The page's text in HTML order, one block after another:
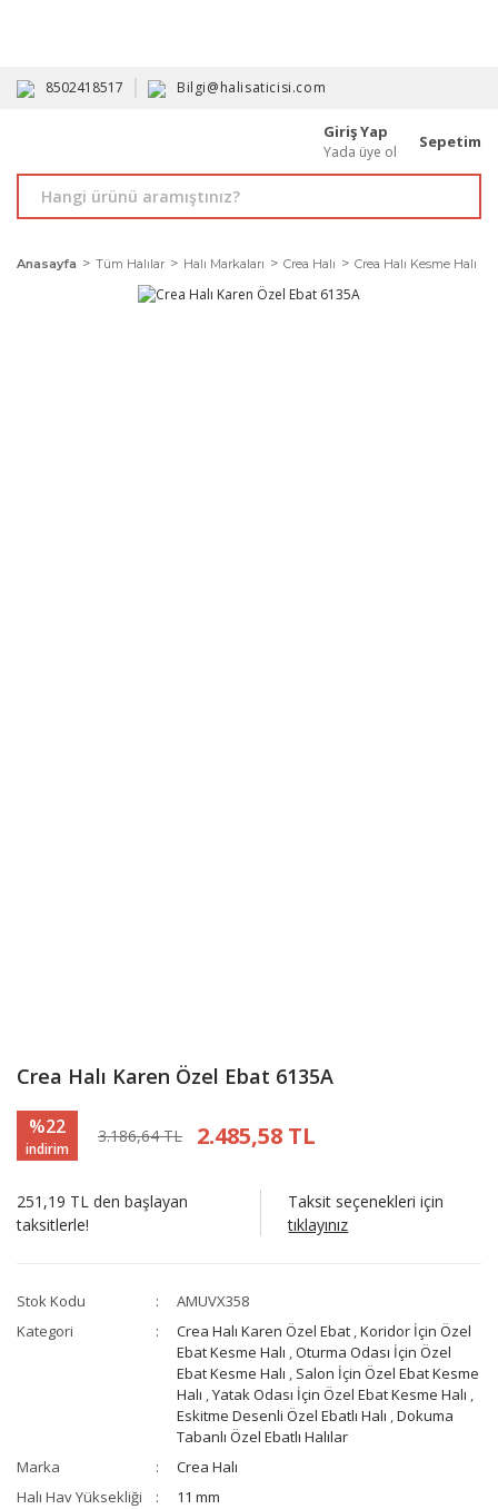
8502418517 Bilgi@halisaticisi.com
Giriş Yap
Yada üye ol
Sepetim
Anasayfa Tüm Halılar Halı Markaları Crea Halı Crea Halı Kesme Halı
Crea Halı Karen Özel Ebat 6135A
%22
indirim
3.186,64 TL 2.485,58 TL
251,19 TL den başlayan
taksitlerle!
Taksit seçenekleri için
tıklayınız
Stok Kodu
AMUVX358
Kategori
Crea Halı Karen Özel Ebat ,Koridor İçin Özel
Ebat Kesme Halı ,Oturma Odası İçin Özel
Ebat Kesme Halı , Salon İçin Özel Ebat Kesme
Halı ,Yatak Odası İçin Özel Ebat Kesme Halı ,
Eskitme Desenli Özel Ebatlı Halı ,Dokuma
Tabanlı Özel Ebatlı Halılar
Marka
Crea Halı
Halı Hav Yüksekliği
11 mm